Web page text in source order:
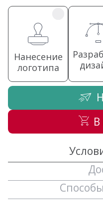
Нанесение
логотипа
В